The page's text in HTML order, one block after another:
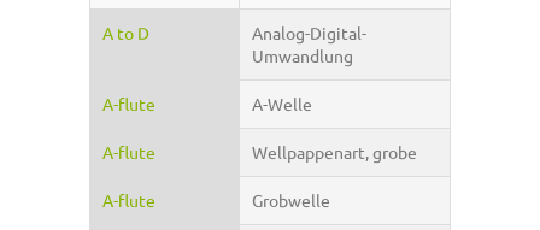
A to D
Analog-Digital-
Umwandlung
A-flute A-Welle
A-flute Wellpappenart, grobe
A-flute Grobwelle